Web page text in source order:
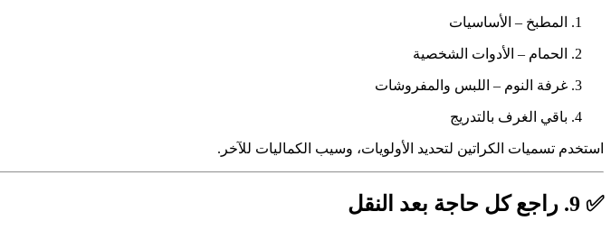
المطبخ – الأساسيات
الحمام – الأدوات الشخصية
غرفة النوم – اللبس والمفروشات
باقي الغرف بالتدريج
استخدم تسميات الكراتين لتحديد الأولويات، وسيب الكماليات للآخر.
✅ 9. راجع كل حاجة بعد النقل